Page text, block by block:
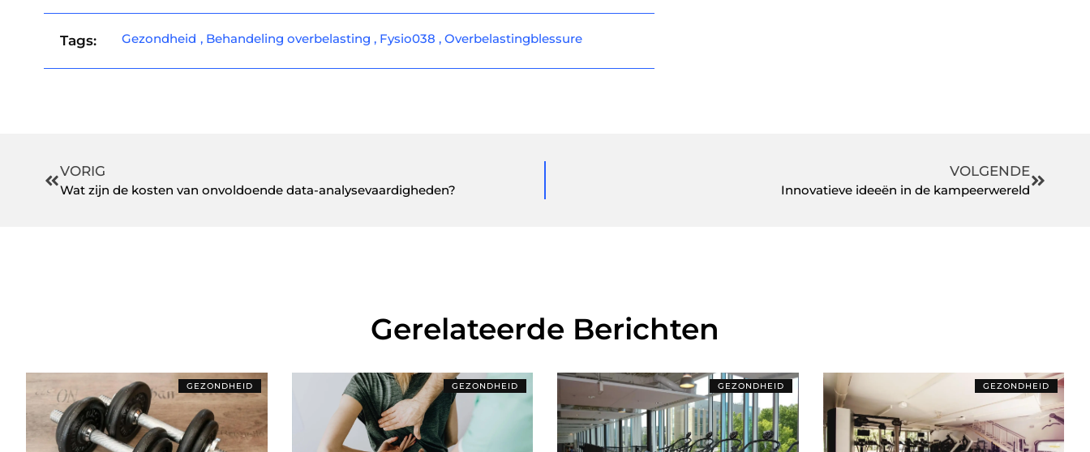
Tags: Gezondheid , Behandeling overbelasting , Fysio038 ,Overbelastingblessure
VORIG
Wat zijn de kosten van onvoldoende data-analysevaardigheden?
VOLGENDE
Innovatieve ideeën in de kampeerwereld
Gerelateerde Berichten
GEZONDHEID GEZONDHEID GEZONDHEID GEZONDHEID